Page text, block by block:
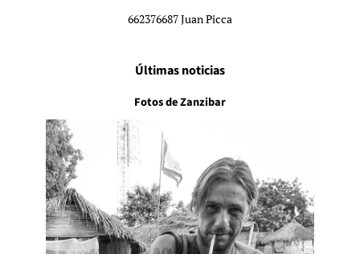
662376687 Juan Picca
Últimas noticias
Fotos de Zanzibar